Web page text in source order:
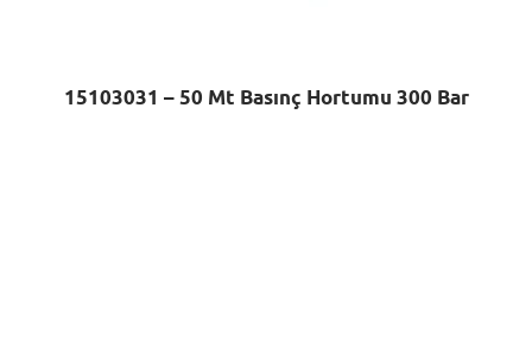
15103031 – 50 Mt Basınç Hortumu 300 Bar